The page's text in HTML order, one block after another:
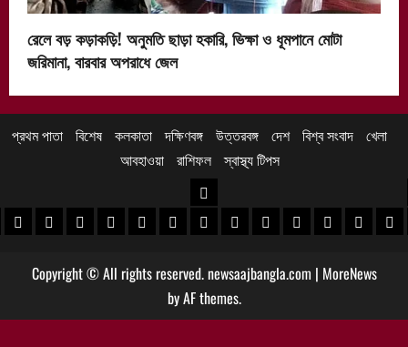
রেলে বড় কড়াকড়ি! অনুমতি ছাড়া হকারি, ভিক্ষা ও ধূমপানে মোটা
জরিমানা, বারবার অপরাধে জেল
প্রথম পাতা বিশেষ কলকাতা দক্ষিণবঙ্গ উত্তরবঙ্গ দেশ বিশ্ব সংবাদ খেলা
আবহাওয়া
রাশিফল স্বাস্থ্য টিপস
খবর
খবর
পুরুলিয়া খবর
বাঁকুড়া খবরপশ্চিম বর্ধমান খবর
পূর্ব বর্ধমান খবর
বীরভূম খবরমুর্শিদাবাদ খবর
উত্তরবঙ্গ
কোচবিহার নিউজ
আলিপুরদুয়ার খবর
জলপাইগুড়ি খবর
শিলিগুড়ি খবর
উত্তরদক্ষিণ
Copyright © All rights reserved. newsaajbangla.com | MoreNews
by AF themes.